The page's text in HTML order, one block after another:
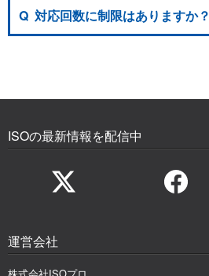
Q 対応回数に制限はありますか？
ISOの最新情報を配信中
運営会社